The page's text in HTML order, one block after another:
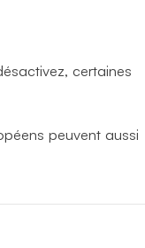
certaines
peuvent aussi